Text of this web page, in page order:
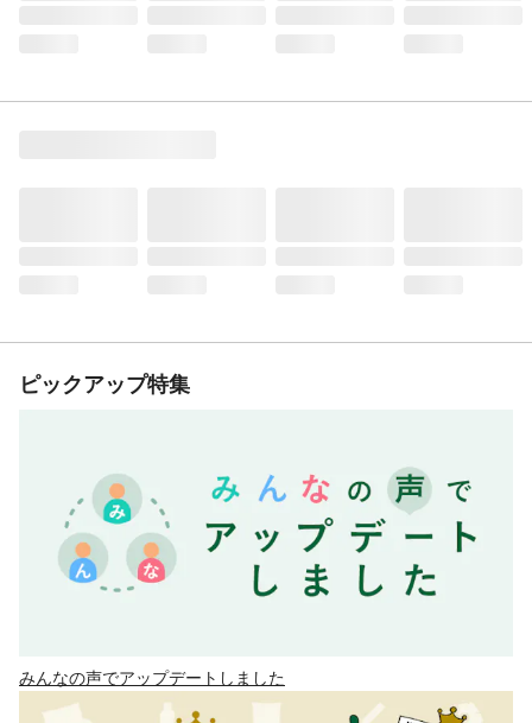
ピックアップ特集
みんなの声でアップデートしました